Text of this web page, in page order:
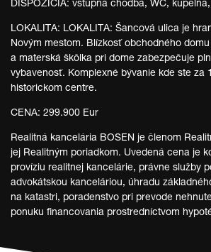
DISPOZÍCIA: vstupná chodba, WC,
LOKALITA: LOKALITA: Šancová ulica je
Novým mestom. Blízkosť obchodného
a materská škôlka pri dome zabezpečuje
vybavenosť. Komplexné bývanie kde ste za
historickom centre.
CENA: 299.900 Eur
Realitná kancelária BOSEN je členom
jej Realitným poriadkom. Uvedená cena je
províziu realitnej kancelárie, právne služby
advokátskou kanceláriou, úhradu
na katastri, poradenstvo pri prevode
ponuku financovania prostredníctvom